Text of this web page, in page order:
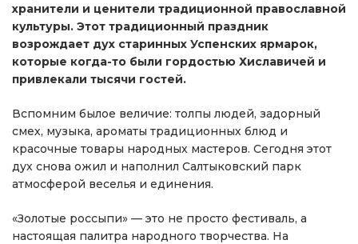
хранители и ценители традиционной православной
культуры. Этот традиционный праздник
возрождает дух старинных Успенских ярмарок,
которые когда-то были гордостью Хиславичей и
привлекали тысячи гостей.
Вспомним былое величие: толпы людей, задорный
смех, музыка, ароматы традиционных блюд и
красочные товары народных мастеров. Сегодня этот
дух снова ожил и наполнил Салтыковский парк
атмосферой веселья и единения.
«Золотые россыпи» — это не просто фестиваль, а
настоящая палитра народного творчества. На